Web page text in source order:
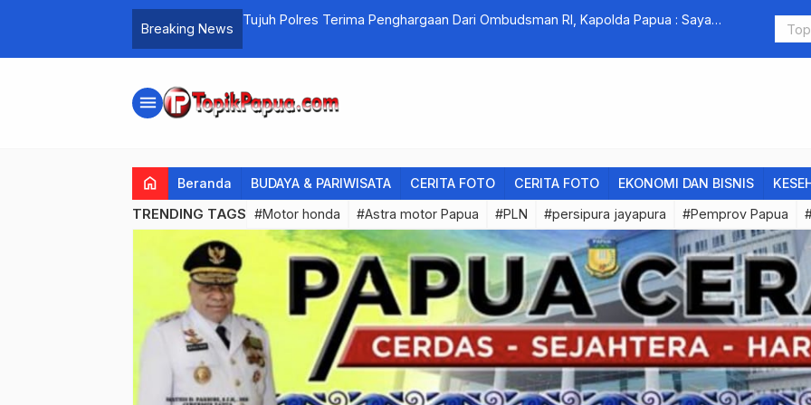
Breaking News
Tujuh Polres Terima Penghargaan Dari Ombudsman RI, Kapolda Papua : Saya
PTBI
menu
home Beranda BUDAYA & PARIWISATA CERITA FOTO CERITA FOTO EKONOMI DAN BISNIS
TRENDING TAGS #Motor honda #Astra motor Papua #PLN #persipura jayapura #Pemprov Papua